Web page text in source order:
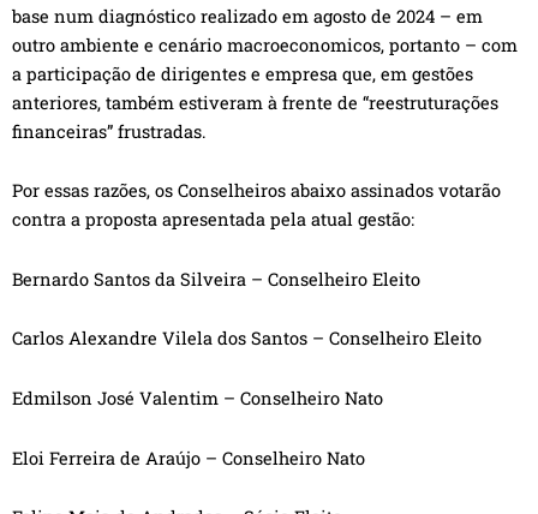
base num diagnóstico realizado em agosto de 2024 – em
outro ambiente e cenário macroeconomicos, portanto – com
a participação de dirigentes e empresa que, em gestões
anteriores, também estiveram à frente de “reestruturações
financeiras” frustradas.
Por essas razões, os Conselheiros abaixo assinados votarão
contra a proposta apresentada pela atual gestão:
Bernardo Santos da Silveira – Conselheiro Eleito
Carlos Alexandre Vilela dos Santos – Conselheiro Eleito
Edmilson José Valentim – Conselheiro Nato
Eloi Ferreira de Araújo – Conselheiro Nato